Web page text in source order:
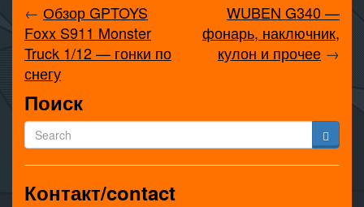
← Обзор GPTOYS
Foxx S911 Monster
Truck 1/12 — гонки по
снегу
WUBEN G340 —
фонарь, наключник,
кулон и прочее →
Поиск
Контакт/contact